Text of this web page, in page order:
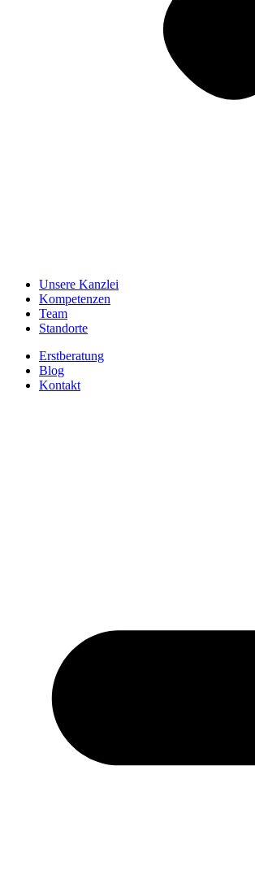
Unsere Kanzlei
Kompetenzen
Team
Standorte
Erstberatung
Blog
Kontakt